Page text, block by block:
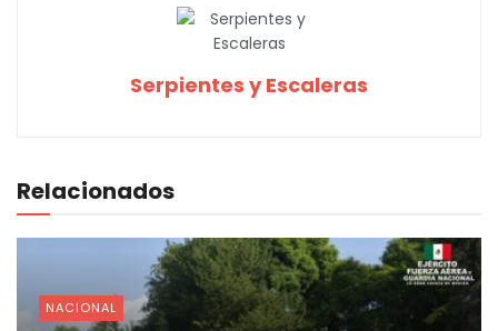
Serpientes y Escaleras
Relacionados
NACIONAL